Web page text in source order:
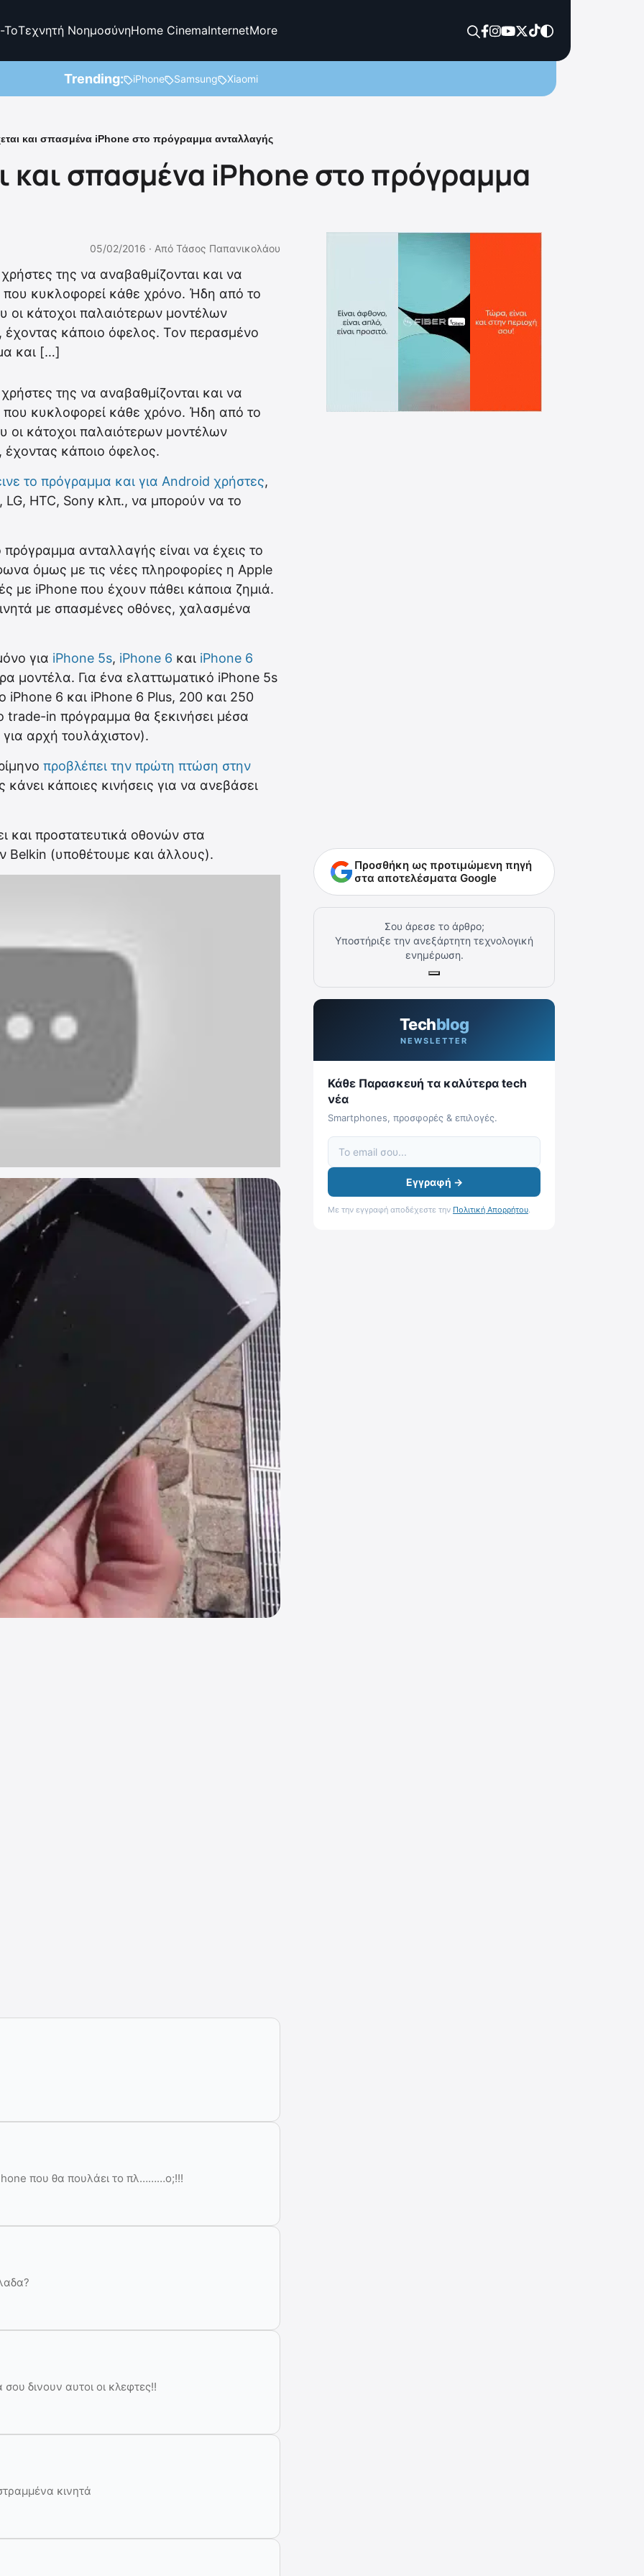
ToΤεχνητή ΝοημοσύνηHome CinemaInternetMore
Trending: iPhone Samsung Xiaomi
και σπασμένα iPhone στο πρόγραμμα ανταλλαγής
και σπασμένα iPhone στο πρόγραμμα
05/02/2016 · Από Τάσος Παπανικολάου
της να αναβαθμίζονται και να
κυκλοφορεί κάθε χρόνο. Ήδη από το
οι κάτοχοι παλαιότερων μοντέλων
έχοντας κάποιο όφελος. Τον περασμένο
και […]
της να αναβαθμίζονται και να
κυκλοφορεί κάθε χρόνο. Ήδη από το
οι κάτοχοι παλαιότερων μοντέλων
κάποιο όφελος.
το πρόγραμμα και για Android χρήστες,
LG, HTC, Sony κλπ., να μπορούν να το
ανταλλαγής είναι να έχεις το
όμως με τις νέες πληροφορίες η Apple
με iPhone που έχουν πάθει κάποια ζημιά.
με σπασμένες οθόνες, χαλασμένα
για iPhone 5s, iPhone 6 και iPhone 6
μοντέλα. Για ένα ελαττωματικό iPhone 5s
iPhone 6 και iPhone 6 Plus, 200 και 250
trade-in πρόγραμμα θα ξεκινήσει μέσα
αρχή τουλάχιστον).
προβλέπει την πρώτη πτώση στην
κάνει κάποιες κινήσεις για να ανεβάσει
και προστατευτικά οθονών στα
Belkin (υποθέτουμε και άλλους).
που θα πουλάει το πλ………ο;!!!
δινουν αυτοι οι κλεφτες!!
κινητά
Προσθήκη ως προτιμώμενη πηγή
στα αποτελέσματα Google
Σου άρεσε το άρθρο;
Υποστήριξε την ανεξάρτητη τεχνολογική
ενημέρωση.
Techblog
NEWSLETTER
Κάθε Παρασκευή τα καλύτερα tech
νέα
Smartphones, προσφορές & επιλογές.
Εγγραφή →
Με την εγγραφή αποδέχεστε την Πολιτική Απορρήτου.